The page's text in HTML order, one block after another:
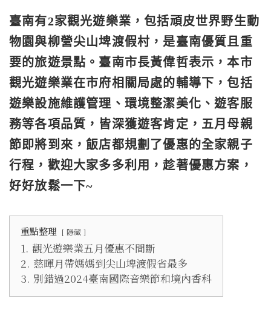
臺南有2家觀光遊樂業，包括頑皮世界野生動
物園與柳營尖山埤渡假村，是臺南優質且重
要的旅遊景點。臺南市長黃偉哲表示，本市
觀光遊樂業在市府相關局處的輔導下，包括
遊樂設施維護管理、環境整潔美化、遊客服
務等各項品質，皆深獲遊客肯定，五月母親
節即將到來，飯店都規劃了優惠的全家親子
行程，歡迎大家多多利用，趁著優惠方案，
好好放鬆一下~
重點整理 隱藏
1. 觀光遊樂業五月優惠不間斷
2. 慈暉月帶媽媽到尖山埤渡假省最多
3. 別錯過2024臺南國際音樂節和境內香科